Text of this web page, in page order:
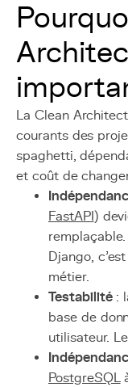
La Clean
courants des
spaghetti,
et coût de
FastAPI)
Django,
métier.
Testabilité:
base de
utilisateur.
PostgreSQL